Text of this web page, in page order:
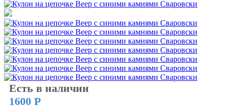
Есть в наличии
1600 Р